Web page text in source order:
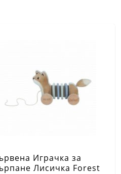
Играчка за
Лисичка Forest